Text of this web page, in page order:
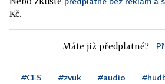
Kč.
Máte již předplatné?
#CES #zvuk #audio